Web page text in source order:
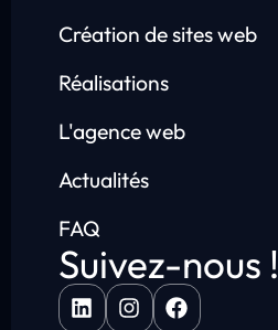
Création de sites web
Réalisations
L'agence web
Actualités
FAQ
Suivez-nous !